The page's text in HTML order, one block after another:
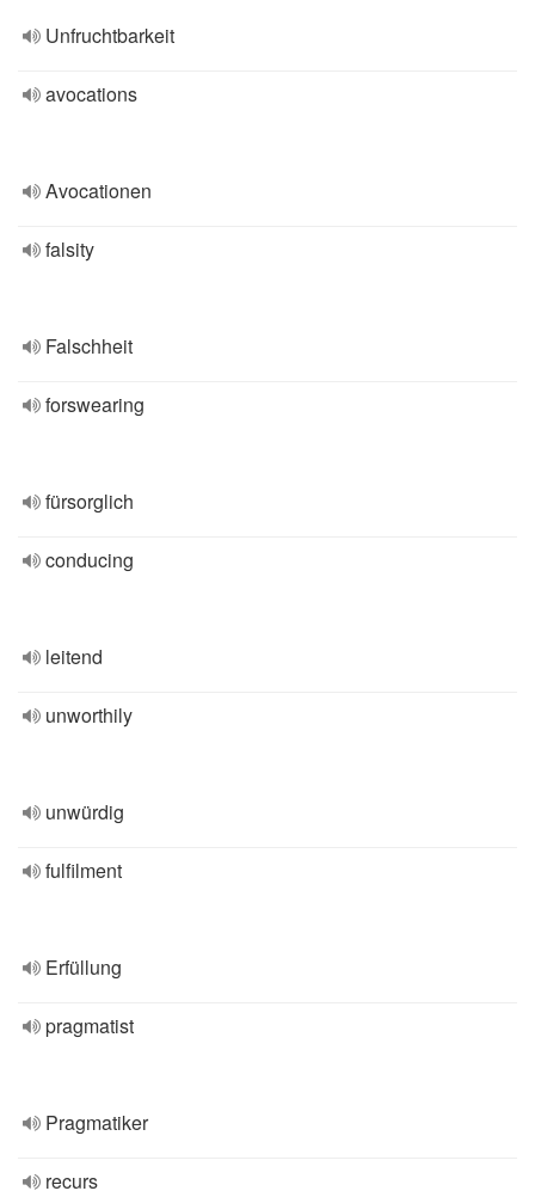
Unfruchtbarkeit
avocations
Avocationen
falsity
Falschheit
forswearing
fürsorglich
conducing
leitend
unworthily
unwürdig
fulfilment
Erfüllung
pragmatist
Pragmatiker
recurs